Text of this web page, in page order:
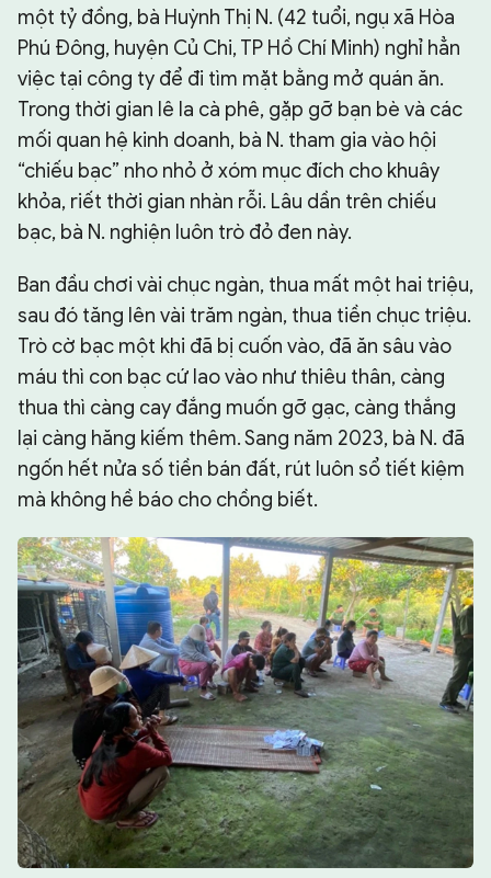
một tỷ đồng, bà Huỳnh Thị N. (42 tuổi, ngụ xã Hòa
Phú Đông, huyện Củ Chi, TP Hồ Chí Minh) nghỉ hẳn
việc tại công ty để đi tìm mặt bằng mở quán ăn.
Trong thời gian lê la cà phê, gặp gỡ bạn bè và các
mối quan hệ kinh doanh, bà N. tham gia vào hội
“chiếu bạc” nho nhỏ ở xóm mục đích cho khuây
khỏa, riết thời gian nhàn rỗi. Lâu dần trên chiếu
bạc, bà N. nghiện luôn trò đỏ đen này.
Ban đầu chơi vài chục ngàn, thua mất một hai triệu,
sau đó tăng lên vài trăm ngàn, thua tiền chục triệu.
Trò cờ bạc một khi đã bị cuốn vào, đã ăn sâu vào
máu thì con bạc cứ lao vào như thiêu thân, càng
thua thì càng cay đắng muốn gỡ gạc, càng thắng
lại càng hăng kiếm thêm. Sang năm 2023, bà N. đã
ngốn hết nửa số tiền bán đất, rút luôn sổ tiết kiệm
mà không hề báo cho chồng biết.